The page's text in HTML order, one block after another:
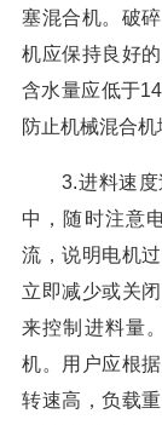
塞混合机。破
机应保持良好
含水量应低于
防止机械混合机
3.进料速度
中，随时注意
流，说明电机
立即减少或关
来控制进料量
机。用户应根
转速高，负载